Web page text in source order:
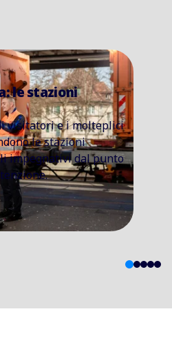
le stazioni
visitatori e i molteplici
le stazioni
impegnativi dal punto
12345